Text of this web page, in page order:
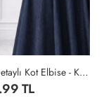
Kemerli Elbise -Taş
TL